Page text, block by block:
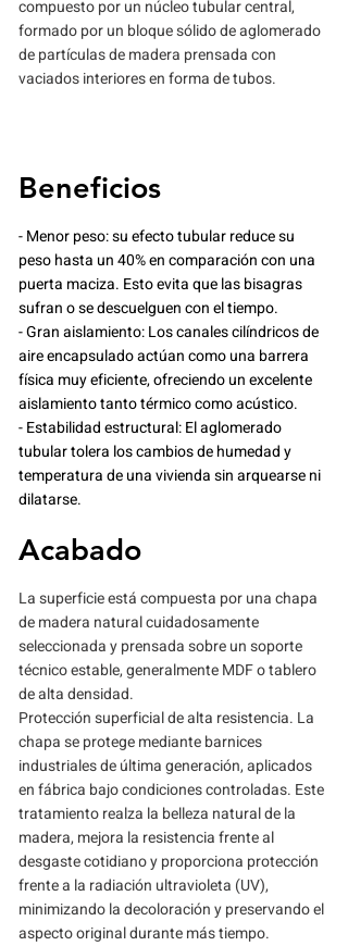
compuesto por un núcleo tubular central,
formado por un bloque sólido de aglomerado
de partículas de madera prensada con
vaciados interiores en forma de tubos.
Beneficios
- Menor peso: su efecto tubular reduce su
peso hasta un 40% en comparación con una
puerta maciza. Esto evita que las bisagras
sufran o se descuelguen con el tiempo.
- Gran aislamiento: Los canales cilíndricos de
aire encapsulado actúan como una barrera
física muy eficiente, ofreciendo un excelente
aislamiento tanto térmico como acústico.
- Estabilidad estructural: El aglomerado
tubular tolera los cambios de humedad y
temperatura de una vivienda sin arquearse ni
dilatarse.
Acabado
La superficie está compuesta por una chapa
de madera natural cuidadosamente
seleccionada y prensada sobre un soporte
técnico estable, generalmente MDF o tablero
de alta densidad.
Protección superficial de alta resistencia. La
chapa se protege mediante barnices
industriales de última generación, aplicados
en fábrica bajo condiciones controladas. Este
tratamiento realza la belleza natural de la
madera, mejora la resistencia frente al
desgaste cotidiano y proporciona protección
frente a la radiación ultravioleta (UV),
minimizando la decoloración y preservando el
aspecto original durante más tiempo.